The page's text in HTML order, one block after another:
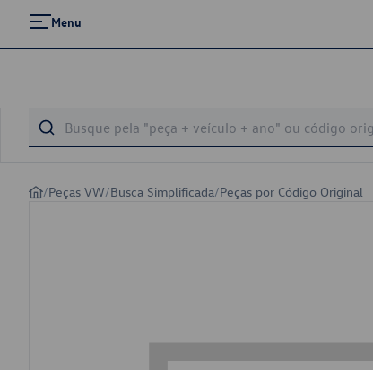
Menu
/Peças VW/Busca Simplificada/Peças por Código Original